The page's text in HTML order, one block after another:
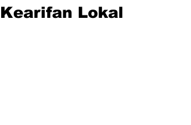
Kearifan Lokal